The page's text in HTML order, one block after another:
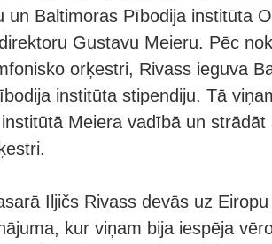
un Baltimoras Pībodija institūta
Gustavu Meieru. Pēc
orķestri, Rivass ieguva
institūta stipendiju. Tā
Meiera vadībā un strādāt
Iljičs Rivass devās uz
kur viņam bija iespēja